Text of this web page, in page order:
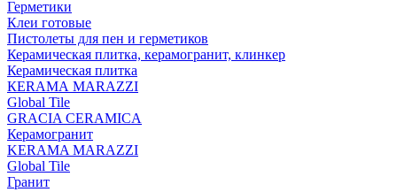
Герметики
Клеи готовые
Пистолеты для пен и герметиков
Керамическая плитка, керамогранит, клинкер
Керамическая плитка
КЕRАМА MARAZZI
Global Tile
GRACIA CERAMICA
Керамогранит
KERAMA MARAZZI
Global Tile
Гранит